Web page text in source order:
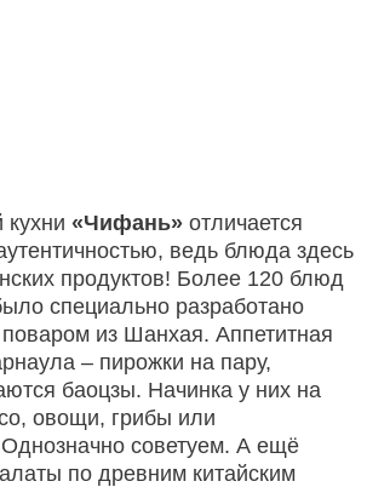
кухни «Чифань» отличается
ведь блюда здесь
продуктов! Более 120 блюд
специально разработано
из Шанхая. Аппетитная
– пирожки на пару,
баоцзы. Начинка у них на
овощи, грибы или
советуем. А ещё
по древним китайским